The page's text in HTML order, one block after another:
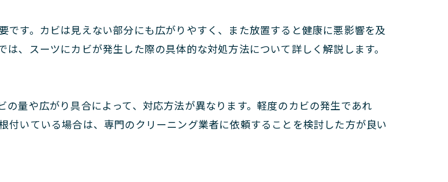
す。カビは見えない部分にも広がりやすく、また放置すると健康に悪影響を及
、スーツにカビが発生した際の具体的な対処方法について詳しく解説します。
量や広がり具合によって、対応方法が異なります。軽度のカビの発生であれ
いている場合は、専門のクリーニング業者に依頼することを検討した方が良い